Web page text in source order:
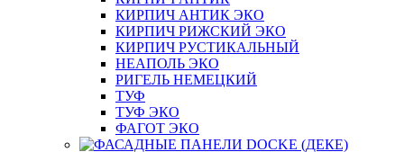
КИРПИЧ АНТИК ЭКО
КИРПИЧ РИЖСКИЙ ЭКО
КИРПИЧ РУСТИКАЛЬНЫЙ
НЕАПОЛЬ ЭКО
РИГЕЛЬ НЕМЕЦКИЙ
ТУФ
ТУФ ЭКО
ФАГОТ ЭКО